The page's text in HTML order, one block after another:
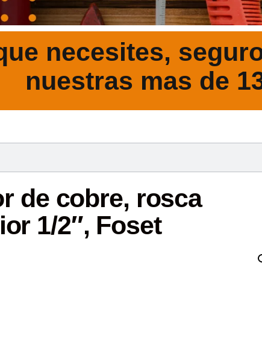
necesites,
nuestras mas de
de cobre, rosca
1/2″, Foset